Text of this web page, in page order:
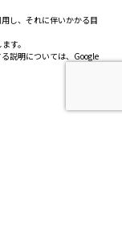
し、それに伴いかかる目
す。
説明については、Google